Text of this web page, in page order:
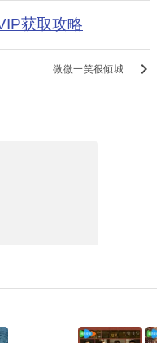
获取攻略
微微一笑很倾城.. keyboard_arrow_right